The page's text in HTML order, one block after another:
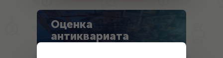
Оценка
антиквариата